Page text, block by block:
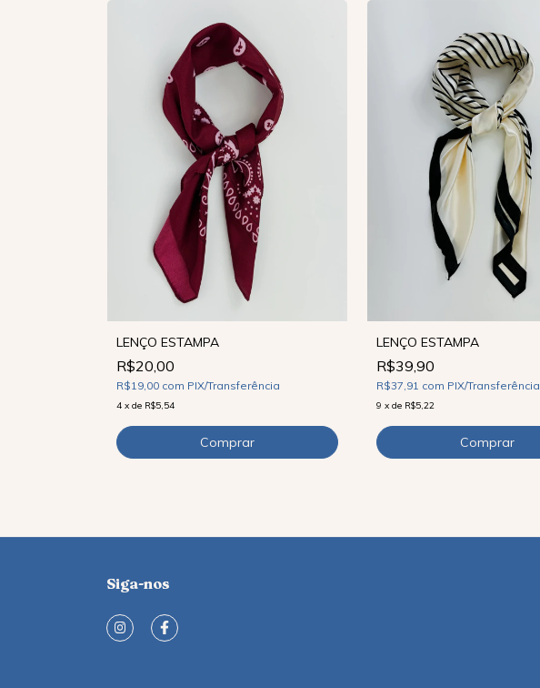
LENÇO ESTAMPA
R$20,00
R$19,00 com PIX/Transferência
4 x de R$5,54
LENÇO ESTAMPA
R$39,90
R$37,91 com PIX/Transferência
9 xde R$5,22
Siga-nos